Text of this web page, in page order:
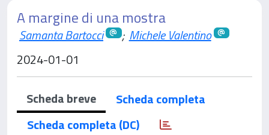
A margine di una mostra
Samanta Bartocci ; Michele Valentino
2024-01-01
Scheda breve
Scheda completa
Scheda completa (DC)